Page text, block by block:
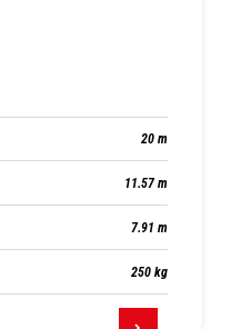
20 m
11.57 m
7.91 m
250 kg